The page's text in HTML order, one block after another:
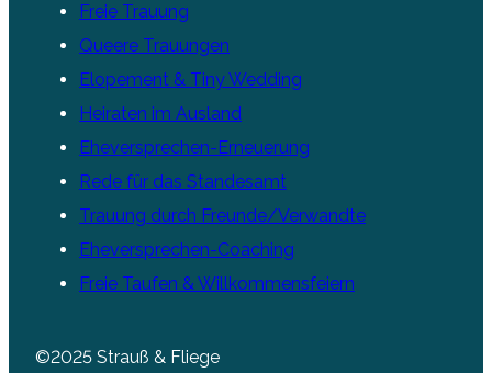
Freie Trauung
Queere Trauungen
Elopement & Tiny Wedding
Heiraten im Ausland
Eheversprechen-Erneuerung
Rede für das Standesamt
Trauung durch Freunde/Verwandte
Eheversprechen-Coaching
Freie Taufen & Willkommensfeiern
©2025 Strauß & Fliege